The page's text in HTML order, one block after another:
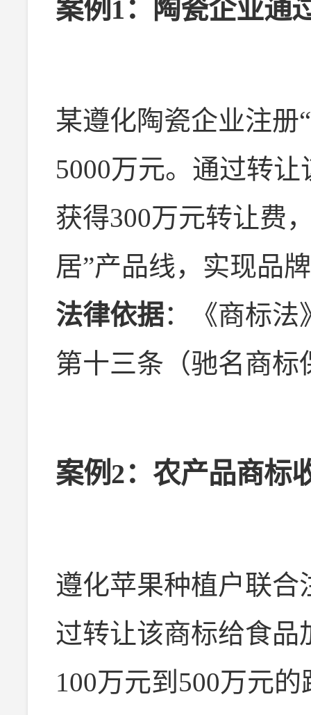
案例1：陶瓷企业通
某遵化陶瓷企业注册
5000万元。通过转
获得300万元转让费
居”产品线，实现品
法律依据：《商标法
第十三条（驰名商标
案例2：农产品商标
遵化苹果种植户联合
过转让该商标给食
100万元到500万元